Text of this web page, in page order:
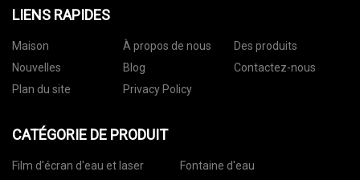
LIENS RAPIDES
Maison À propos de nous
Des produits
Nouvelles
Blog
Contactez-nous
Plan du site
Privacy Policy
CATÉGORIE DE PRODUIT
Film d'écran d'eau et laser
Fontaine d'eau